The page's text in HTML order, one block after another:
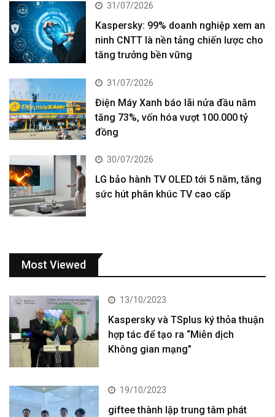
31/07/2026
Kaspersky: 99% doanh nghiệp xem an
ninh CNTT là nền tảng chiến lược cho
tăng trưởng bền vững
31/07/2026
Điện Máy Xanh báo lãi nửa đầu năm
tăng 73%, vốn hóa vượt 100.000 tỷ
đồng
30/07/2026
LG bảo hành TV OLED tới 5 năm, tăng
sức hút phân khúc TV cao cấp
Most Viewed
13/10/2023
Kaspersky và TSplus ký thỏa thuận
hợp tác để tạo ra “Miễn dịch
Không gian mạng”
19/10/2023
giftee thành lập trung tâm phát